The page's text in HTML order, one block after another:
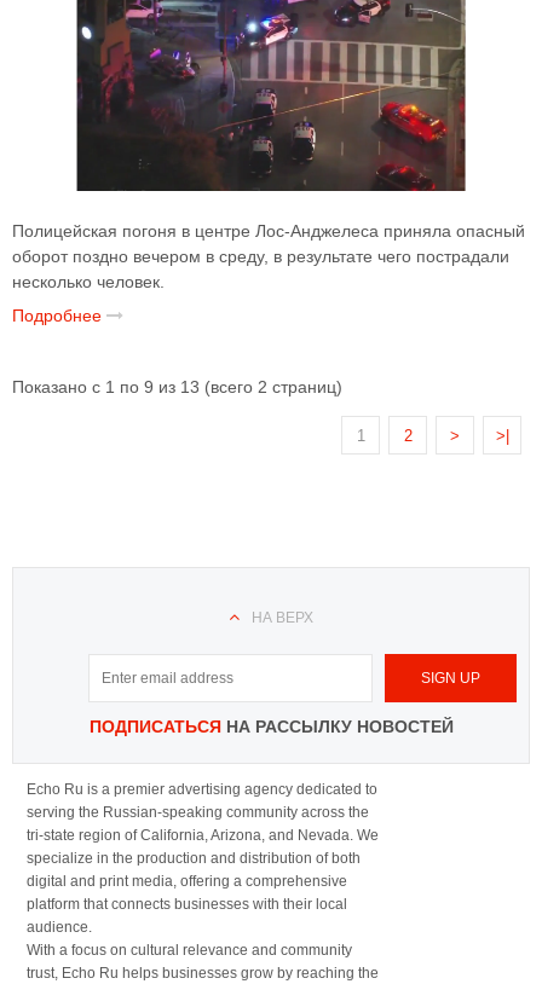
Полицейская погоня в центре Лос-Анджелеса приняла опасный
оборот поздно вечером в среду, в результате чего пострадали
несколько человек.
Подробнее
Показано с 1 по 9 из 13 (всего 2 страниц)
1 2 > >|
НА ВЕРХ
ПОДПИСАТЬСЯНА РАССЫЛКУ НОВОСТЕЙ
Echo Ru is a premier advertising agency dedicated to
serving the Russian-speaking community across the
tri-state region of California, Arizona, and Nevada. We
specialize in the production and distribution of both
digital and print media, offering a comprehensive
platform that connects businesses with their local
audience.
With a focus on cultural relevance and community
trust, Echo Ru helps businesses grow by reaching the